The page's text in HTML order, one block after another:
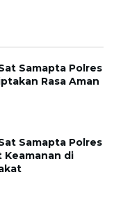
Samapta Polres
Rasa Aman
Samapta Polres
Keamanan di